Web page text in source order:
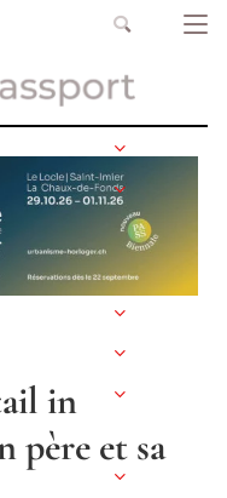
in
père et sa